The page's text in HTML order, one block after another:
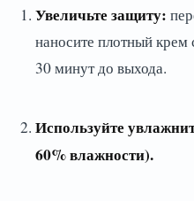
Увеличьте защиту:
наносите плотный
30 минут до выхода.
Используйте
60% влажности).